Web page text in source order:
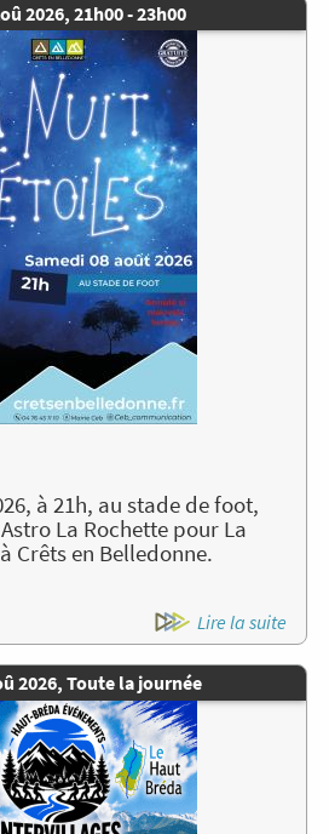
2026, 21h00-23h00
à 21h, au stade de foot,
La Rochette pour La
Crêts en Belledonne.
Lire la suite
2026, Toute la journée